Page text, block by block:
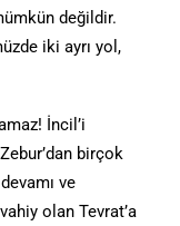
değildir.
iki ayrı yol,
İncil’i
birçok
ve
olan Tevrat’a